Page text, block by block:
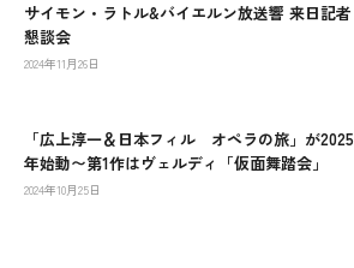
サイモン・ラトル&バイエルン放送響 来日記者
懇談会
2024年11月26日
「広上淳一＆日本フィル オペラの旅」が2025
年始動〜第1作はヴェルディ「仮面舞踏会」
2024年10月25日